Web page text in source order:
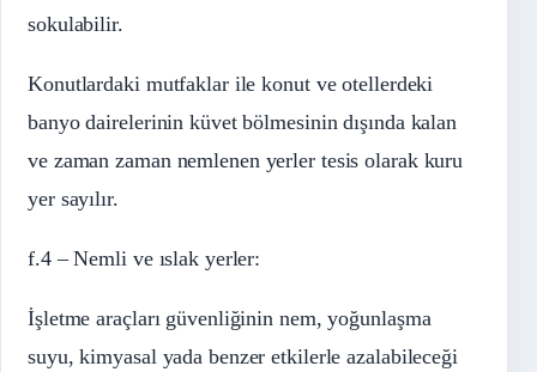
sokulabilir.
Konutlardaki mutfaklar ile konut ve otellerdeki
banyo dairelerinin küvet bölmesinin dışında kalan
ve zaman zaman nemlenen yerler tesis olarak kuru
yer sayılır.
f.4 – Nemli ve ıslak yerler:
İşletme araçları güvenliğinin nem, yoğunlaşma
suyu, kimyasal yada benzer etkilerle azalabileceği